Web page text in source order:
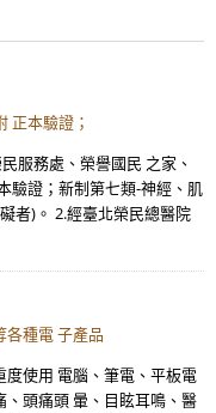
正本驗證；
服務處、榮譽國民 之家、
驗證；新制第七類-神經、肌
者)。 2.經臺北榮民總醫院
各種電 子產品
使用 電腦、筆電、平板電
頭痛頭 暈、目眩耳鳴、醫